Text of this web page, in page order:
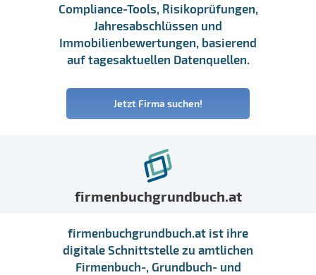
Compliance-Tools, Risikoprüfungen,
Jahresabschlüssen und
Immobilienbewertungen, basierend
auf tagesaktuellen Datenquellen.
Jetzt Firma suchen!
firmenbuchgrundbuch.at
firmenbuchgrundbuch.at ist ihre
digitale Schnittstelle zu amtlichen
Firmenbuch-, Grundbuch- und